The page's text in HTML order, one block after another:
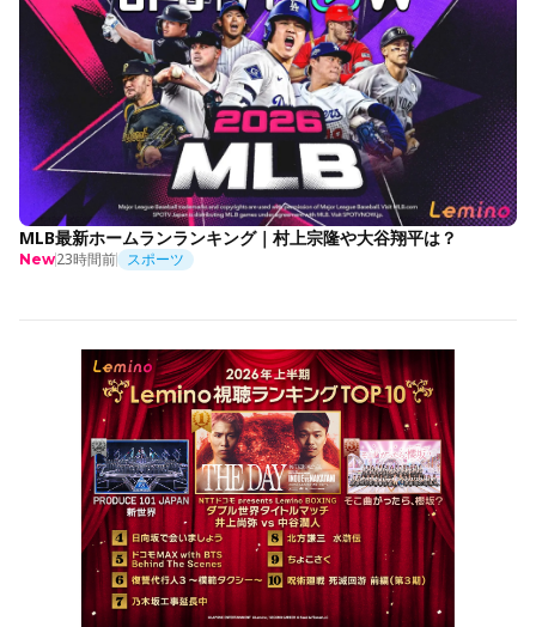
MLB最新ホームランランキング｜村上宗隆や大谷翔平は？
New23時間前 スポーツ